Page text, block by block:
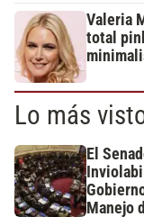
Valeria
total
Lo más
El
Manejo